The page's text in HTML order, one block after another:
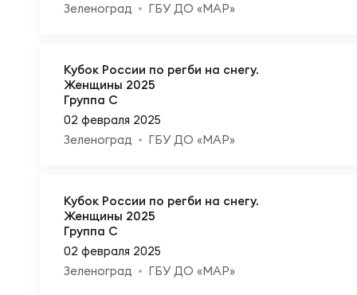
Зеленоград
ГБУ ДО «МАР»
Кубок России по регби на снегу.
Женщины 2025
Группа C
02 февраля 2025
Зеленоград
ГБУ ДО «МАР»
Кубок России по регби на снегу.
Женщины 2025
Группа C
02 февраля 2025
Зеленоград
ГБУ ДО «МАР»